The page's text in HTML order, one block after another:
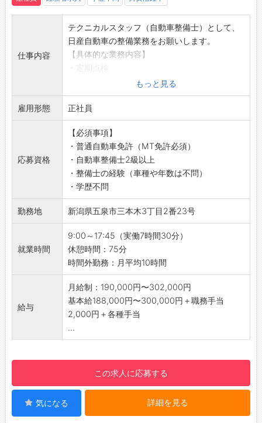
仕事内容
テクニカルスタッフ（自動車整備士）として、
日産自動車の整備業務をお願いします。
【具体的な業務内容】
・一般整備
・整備結果の説明
・故障診断
・オイル交換
・タイヤ交換
・リコール関係作業
・ナビ取付
【おすすめポイント】
・新潟県下最大級の日産ディーラー！
・業務拡大のため増員募集です！
■テクニカルスタッフ
9:00：朝礼
・売上状況、来店予約状況、各種連絡事項を共
有
・元気に挨拶の練習
↓
10:00：点検・結果説明
・お待ちのお客様へ車の引渡し時間をお伝え、
・お客様へ車の下見せ、結果説明
もっと見る
雇用形態 正社員
応募資格
【必須事項】
・普通自動車免許（MT免許必須）
・自動車整備士2級以上
・整備士の経験（車種や年数は不問）
・学歴不問
勤務地 新潟県五泉市三本木3丁目2番23号
就業時間
9:00～17:45（実働7時間30分）
休憩時間：75分
時間外勤務：月平均10時間
給与
月給制：190,000円〜302,000円
基本給188,000円〜300,000円＋職務手当
2,000円＋各種手当
...
この求人に応募する
気になる 詳細を見る